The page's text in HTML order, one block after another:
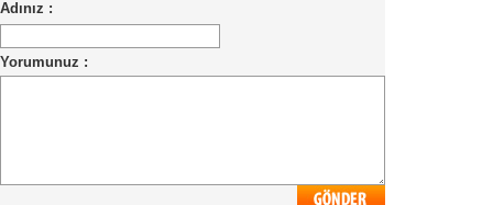
Adınız :
Yorumunuz :